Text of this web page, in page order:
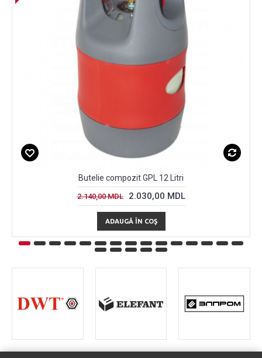
Butelie compozit GPL 12 Litri
2.140,00 MDL 2.030,00 MDL
ADAUGĂ ÎN COŞ